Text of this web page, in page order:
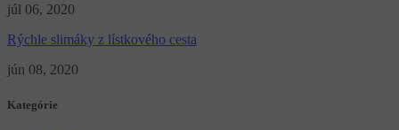
júl 06, 2020
Rýchle slimáky z lístkového cesta
jún 08, 2020
Kategórie